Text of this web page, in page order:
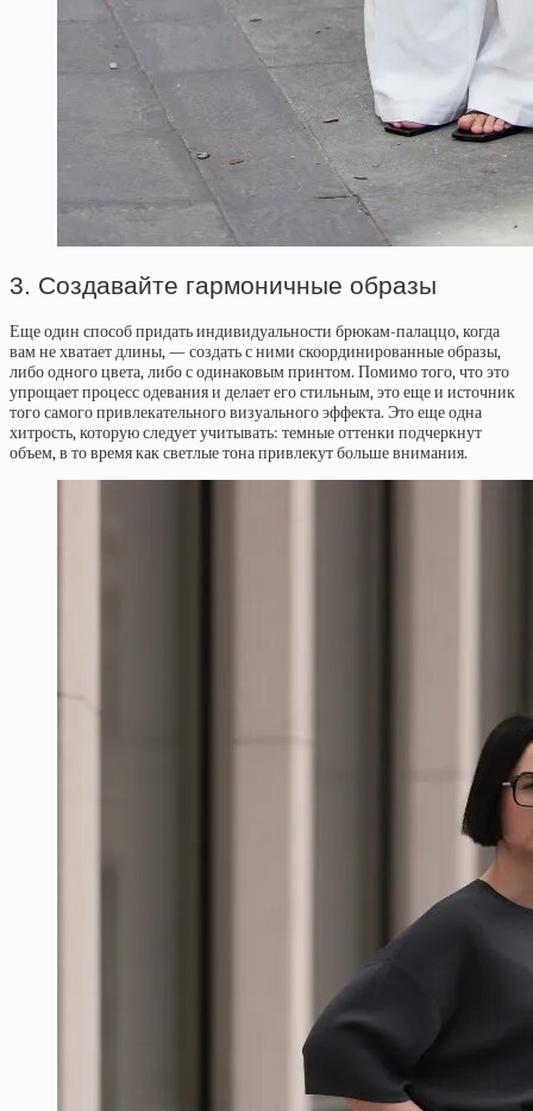
3. Создавайте гармоничные образы
Еще один способ придать индивидуальности брюкам-палаццо, когда
вам не хватает длины, — создать с ними скоординированные образы,
либо одного цвета, либо с одинаковым принтом. Помимо того, что это
упрощает процесс одевания и делает его стильным, это еще и источник
того самого привлекательного визуального эффекта. Это еще одна
хитрость, которую следует учитывать: темные оттенки подчеркнут
объем, в то время как светлые тона привлекут больше внимания.